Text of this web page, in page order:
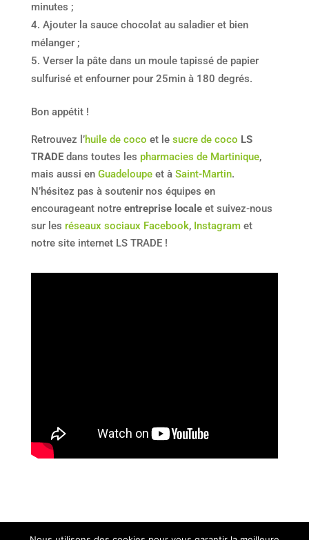
minutes ;
Ajouter la sauce chocolat au saladier et bien
mélanger ;
Verser la pâte dans un moule tapissé de papier
sulfurisé et enfourner pour 25min à 180 degrés.
Bon appétit !
Retrouvez l’huile de coco et le sucre de coco LS
TRADEdans toutes les pharmacies de Martinique,
mais aussi en Guadeloupeet à Saint-Martin.
N’hésitez pas à soutenir nos équipes en
encourageant notre entreprise localeet suivez-nous
sur les réseaux sociaux Facebook, Instagramet
notre site internet LS TRADE !